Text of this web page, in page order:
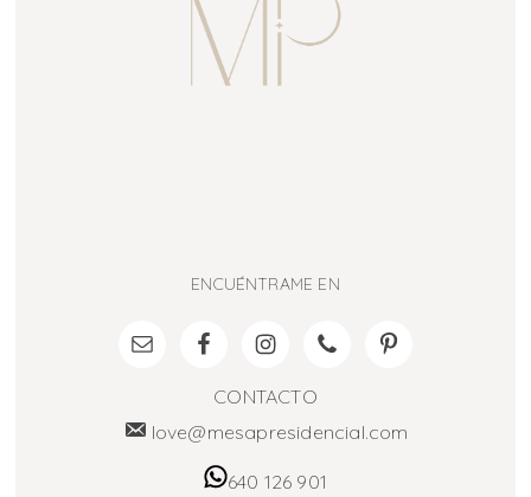
ENCUÉNTRAME EN
CONTACTO
love@mesapresidencial.com
640 126 901